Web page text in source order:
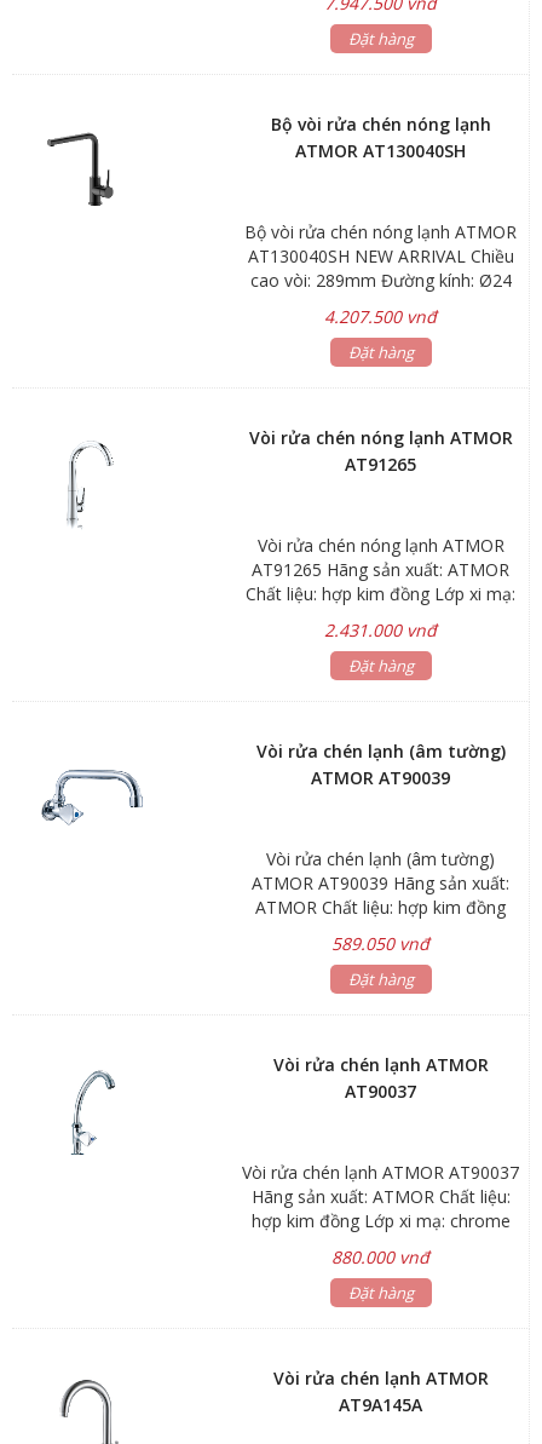
nước: 0.05MPa – 0.6MPa Bảo hành:
2 năm, phụ kiện 1 năm
Đặt hàng
Bộ vòi rửa chén nóng lạnh
ATMOR AT130040SH
Bộ vòi rửa chén nóng lạnh ATMOR
AT130040SH NEW ARRIVAL Chiều
cao vòi: 289mm Đường kính: Ø24
năm Hãng sản xuất: ATMOR
4.207.500 vnđ
Đặt hàng
Vòi rửa chén nóng lạnh ATMOR
AT91265
Vòi rửa chén nóng lạnh ATMOR
AT91265 Hãng sản xuất: ATMOR
Chất liệu: hợp kim đồng Lớp xi mạ:
198mm Thân vòi làm bằng hợp kim
đồng thau cao cấp H65 Van đĩa
mòn, hàm lượng chì < 0.03% Đạt
tiêu chuẩn vòi nước uống, bảo vệ
môi trường Kiểu dáng hiện đại,
1 năm
2.431.000 vnđ
Đặt hàng
Vòi rửa chén lạnh (âm tường)
ATMOR AT90039
Vòi rửa chén lạnh (âm tường)
ATMOR AT90039 Hãng sản xuất:
ATMOR Chất liệu: hợp kim đồng
vòi 200mm Bảo hành: sen vòi 3
năm, phụ kiện 1 năm Thân vòi làm
cặn bẩn giúp khóa nước hoàn toàn.
Chống ăn mòn, hàm lượng chì <
0.03% Đạt tiêu chuẩn vòi nước
tốt nhất
589.050 vnđ
Đặt hàng
Vòi rửa chén lạnh ATMOR
AT90037
Vòi rửa chén lạnh ATMOR AT90037
Hãng sản xuất: ATMOR Chất liệu:
hợp kim đồng Lớp xi mạ: chrome
hành: sen vòi 3 năm, phụ kiện 1
năm Thân vòi làm bằng hợp kim
khóa nước hoàn toàn. Chống ăn
mòn, hàm lượng chì < 0.03% Đạt
tiêu chuẩn vòi nước uống, bảo vệ
880.000 vnđ
Đặt hàng
Vòi rửa chén lạnh ATMOR
AT9A145A